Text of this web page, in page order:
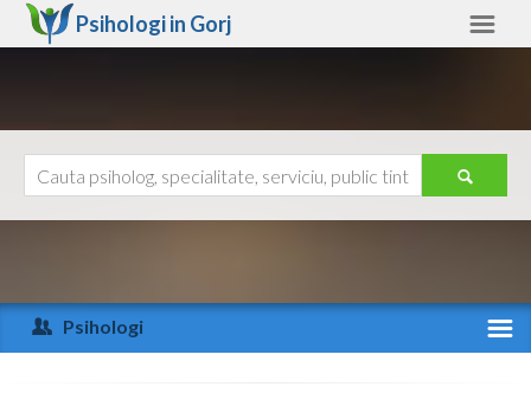
Psihologi in Gorj
Arad
Arges
Ajutor
Psihologi